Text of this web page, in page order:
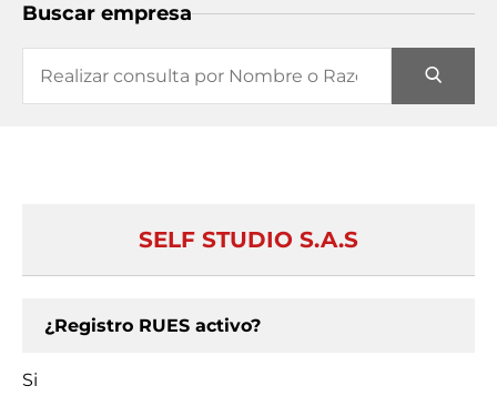
Buscar empresa
SELF STUDIO S.A.S
¿Registro RUES activo?
Si